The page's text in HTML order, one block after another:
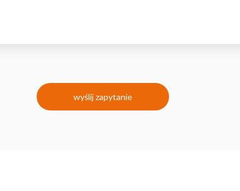
wyślij zapytanie